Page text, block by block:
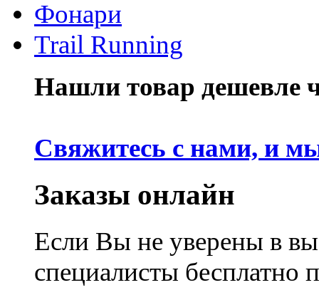
Фонари
Trail Running
Нашли товар дешевле
Свяжитесь с нами, и
Заказы онлайн
Если Вы не уверены в
специалисты